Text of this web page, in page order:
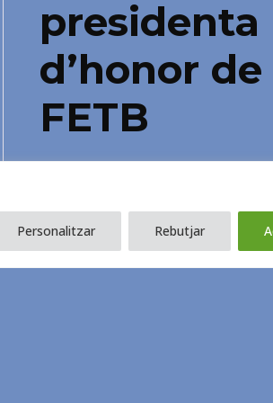
Personalitzar Rebutjar
presidenta
d’honor de
FETB
voltant del seu saber i,
tots els infants i les famílies a
acompanyar.